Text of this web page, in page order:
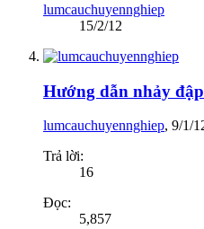
lumcauchuyennghiep
15/2/12
Hướng dẫn nhảy
lumcauchuyennghiep, 9/1/
Trả lời:
16
Đọc:
5,857